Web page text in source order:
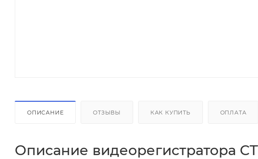
ОПИСАНИЕ ОТЗЫВЫ КАК КУПИТЬ ОПЛАТА
Описание видеорегистратора